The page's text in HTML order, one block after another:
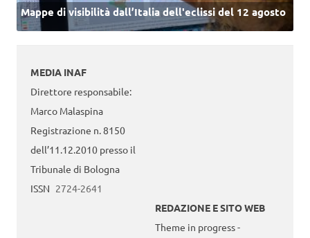
Mappe di visibilità dall’Italia dell'eclissi del 12 agosto
MEDIA INAF
Direttore responsabile:
Marco Malaspina
Registrazione n. 8150
dell’11.12.2010 presso il
Tribunale di Bologna
ISSN 2724-2641
REDAZIONE E SITO WEB
Theme in progress -